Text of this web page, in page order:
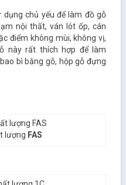
dụng chủ yếu để làm đồ gỗ
nội thất, ván lót ốp, cán
điểm không mùi, không vị,
này rất thích hợp để làm
bì bằng gỗ, hộp gỗ đựng
lượng FAS